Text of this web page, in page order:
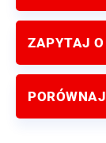
ZAPYTAJ O